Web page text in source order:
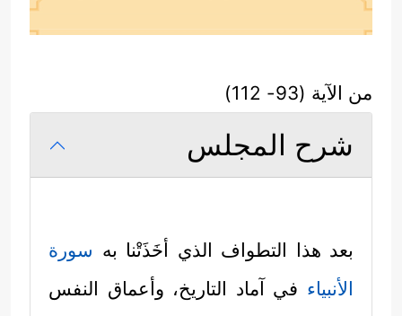
من الآية (93- 112)
شرح المجلس
بعد هذا التطواف الذي أخَذَتْنا به سورة
الأنبياء في آماد التاريخ، وأعماق النفس